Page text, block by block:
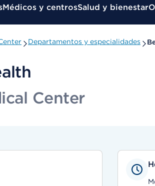
Médicos y centrosSalud y bienestar
Departamentos y especialidades
Center